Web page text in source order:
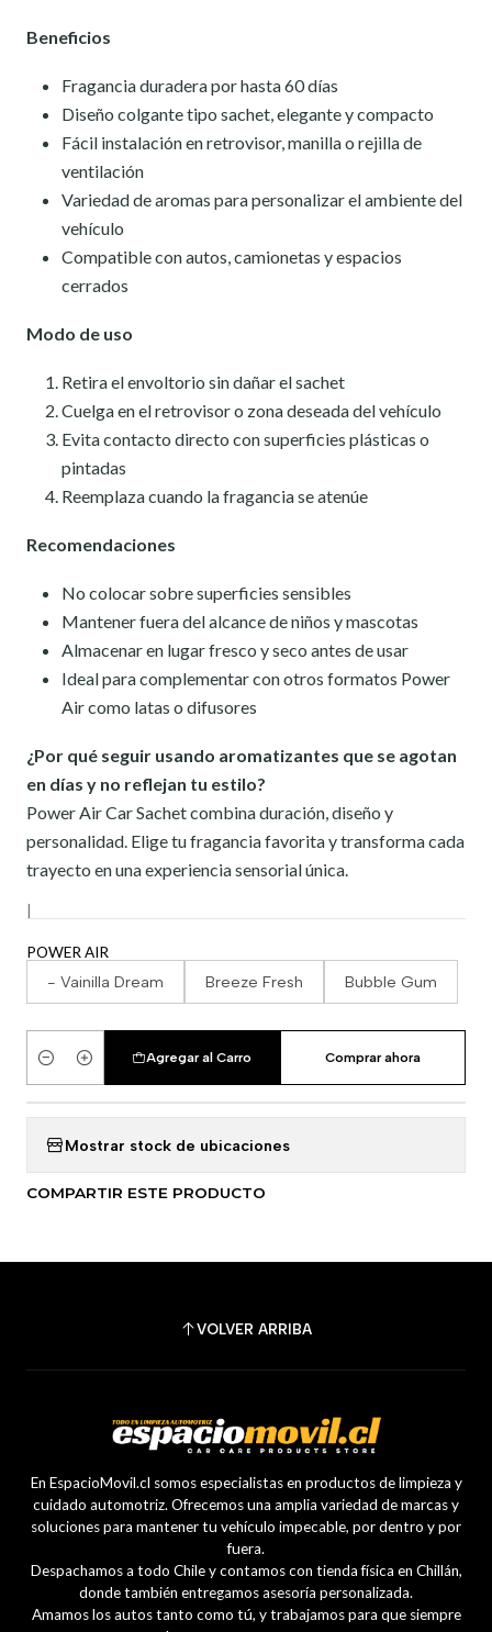
Beneficios
Fragancia duradera por hasta 60 días
Diseño colgante tipo sachet, elegante y compacto
Fácil instalación en retrovisor, manilla o rejilla de
ventilación
Variedad de aromas para personalizar el ambiente del
vehículo
Compatible con autos, camionetas y espacios
cerrados
Modo de uso
Retira el envoltorio sin dañar el sachet
Cuelga en el retrovisor o zona deseada del vehículo
Evita contacto directo con superficies plásticas o
pintadas
Reemplaza cuando la fragancia se atenúe
Recomendaciones
No colocar sobre superficies sensibles
Mantener fuera del alcance de niños y mascotas
Almacenar en lugar fresco y seco antes de usar
Ideal para complementar con otros formatos Power
Air como latas o difusores
¿Por qué seguir usando aromatizantes que se agotan
en días y no reflejan tu estilo?
Power Air Car Sachet combina duración, diseño y
personalidad. Elige tu fragancia favorita y transforma cada
trayecto en una experiencia sensorial única.
POWER AIR
- Vainilla Dream Breeze Fresh Bubble Gum
Cantidad
Agregar al Carro Comprar ahora
Mostrar stock de ubicaciones
COMPARTIR ESTE PRODUCTO
VOLVER ARRIBA
En EspacioMovil.cl somos especialistas en productos de limpieza y
cuidado automotriz. Ofrecemos una amplia variedad de marcas y
soluciones para mantener tu vehículo impecable, por dentro y por
fuera.
Despachamos a todo Chile y contamos con tienda física en Chillán,
donde también entregamos asesoría personalizada.
Amamos los autos tanto como tú, y trabajamos para que siempre